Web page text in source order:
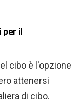
per il
cibo è l'opzione
attenersi
di cibo.